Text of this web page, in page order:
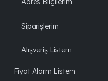
Adres Bilgilerim
Siparişlerim
Alışveriş Listem
Fiyat Alarm Listem